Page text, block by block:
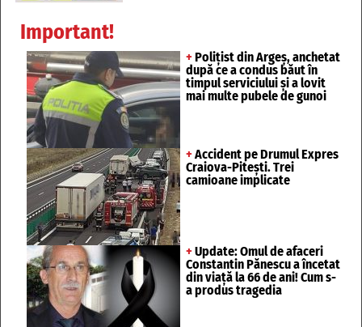
Important!
+ Polițist din Argeș, anchetat
după ce a condus băut în
timpul serviciului și a lovit
mai multe pubele de gunoi
+ Accident pe Drumul Expres
Craiova-Pitești. Trei
camioane implicate
+ Update: Omul de afaceri
Constantin Pănescu a încetat
din viață la 66 de ani! Cum s-
a produs tragedia